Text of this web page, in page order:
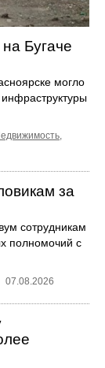
Бугаче
могло
,
за
сотрудникам
полномочий с
07.08.2026